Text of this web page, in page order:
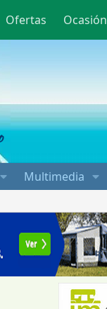
Ofertas Ocasión
Multimedia